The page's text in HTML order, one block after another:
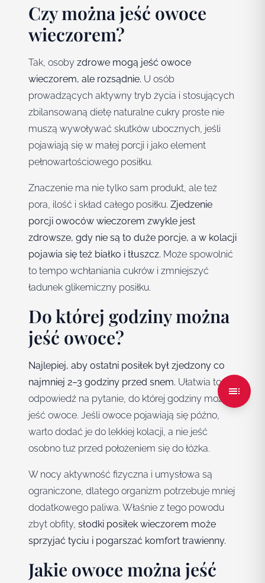
Czy można jeść owoce
wieczorem?
Tak, osoby zdrowe mogą jeść owoce
wieczorem, ale rozsądnie. U osób
prowadzących aktywny tryb życia i stosujących
zbilansowaną dietę naturalne cukry proste nie
muszą wywoływać skutków ubocznych, jeśli
pojawiają się w małej porcji i jako element
pełnowartościowego posiłku.
Znaczenie ma nie tylko sam produkt, ale też
pora, ilość i skład całego posiłku. Zjedzenie
porcji owoców wieczorem zwykle jest
zdrowsze, gdy nie są to duże porcje, a w kolacji
pojawia się też białko i tłuszcz. Może spowolnić
to tempo wchłaniania cukrów i zmniejszyć
ładunek glikemiczny posiłku.
Do której godziny można
jeść owoce?
Najlepiej, aby ostatni posiłek był zjedzony co
najmniej 2–3 godziny przed snem. Ułatwia to
odpowiedź na pytanie, do której godziny można
jeść owoce. Jeśli owoce pojawiają się późno,
warto dodać je do lekkiej kolacji, a nie jeść
osobno tuż przed położeniem się do łóżka.
W nocy aktywność fizyczna i umysłowa są
ograniczone, dlatego organizm potrzebuje mniej
dodatkowego paliwa. Właśnie z tego powodu
zbyt obfity, słodki posiłek wieczorem może
sprzyjać tyciu i pogarszać komfort trawienny.
Jakie owoce można jeść